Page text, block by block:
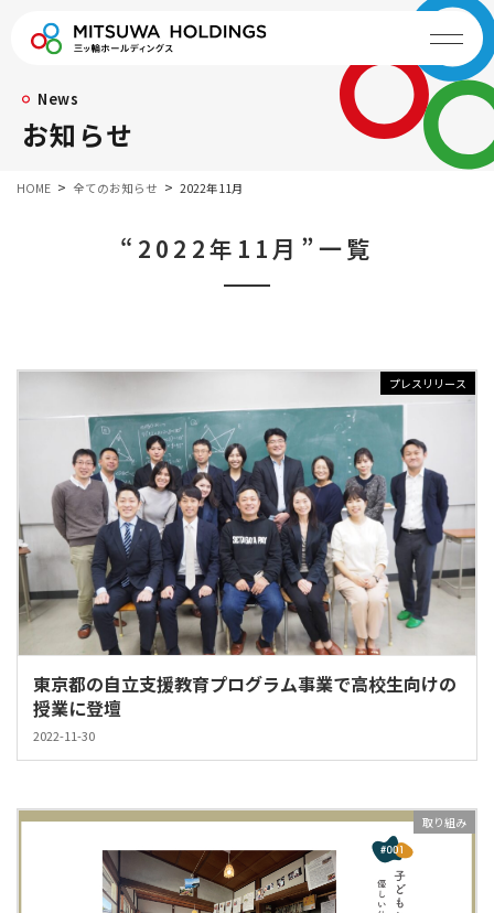
News
お知らせ
HOME 全てのお知らせ 2022年11月
“2022年11月”一覧
プレスリリース
東京都の自立支援教育プログラム事業で高校生向けの
授業に登壇
2022-11-30
取り組み